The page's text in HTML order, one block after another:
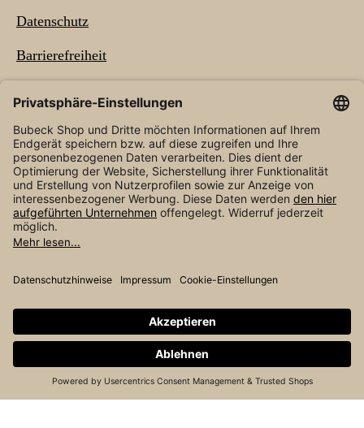
Datenschutz
Barrierefreiheit
NEWSLETTER
und ggf. Nachnahmegebühren, wenn
nicht anders angegeben.
© R. Bubeck und Sohn GmbH / Ziegeleistraße 16 /